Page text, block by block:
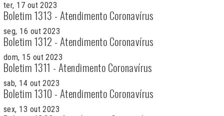
ter, 17 out 2023
Boletim 1313 - Atendimento Coronavírus
seg, 16 out 2023
Boletim 1312 - Atendimento Coronavírus
dom, 15 out 2023
Boletim 1311 - Atendimento Coronavírus
sab, 14 out 2023
Boletim 1310 - Atendimento Coronavírus
sex, 13 out 2023